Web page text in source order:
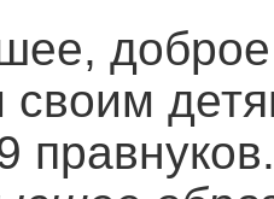
своим